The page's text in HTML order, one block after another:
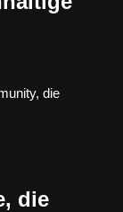
die
die